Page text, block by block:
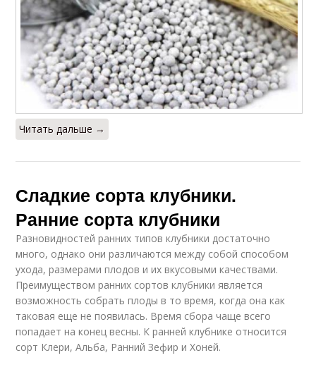
Читать дальше →
Сладкие сорта клубники.
Ранние сорта клубники
Разновидностей ранних типов клубники достаточно
много, однако они различаются между собой способом
ухода, размерами плодов и их вкусовыми качествами.
Преимуществом ранних сортов клубники является
возможность собрать плоды в то время, когда она как
таковая еще не появилась. Время сбора чаще всего
попадает на конец весны. К ранней клубнике относится
сорт Клери, Альба, Ранний Зефир и Хоней.